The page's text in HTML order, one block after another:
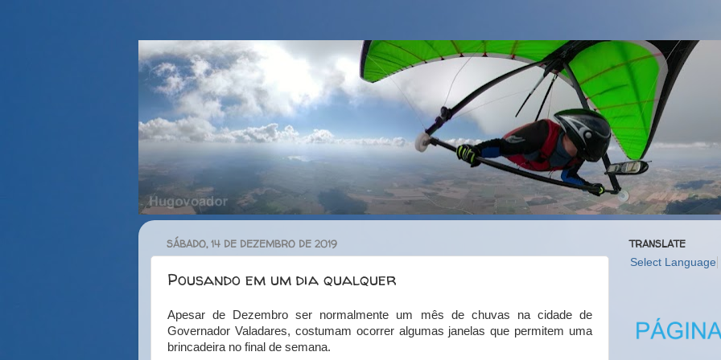
SÁBADO, 14 DE DEZEMBRO DE 2019
Pousando em um dia qualquer
Apesar de Dezembro ser normalmente um mês de chuvas na cidade de
Governador Valadares, costumam ocorrer algumas janelas que permitem uma
brincadeira no final de semana.
TRANSLATE
Select Language